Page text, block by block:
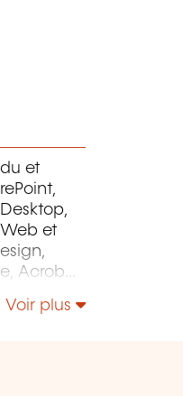
et
Desktop,
Web et
Acrobat
Voir plus